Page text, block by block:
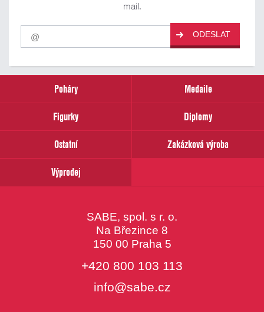
mail.
Pro
odběr
našich
email
ODESLAT
Poháry
Medaile
Figurky
Diplomy
Ostatní
Zakázková výroba
Výprodej
SABE, spol. s r. o.
Na Březince 8
150 00 Praha 5
+420 800 103 113
info@sabe.cz